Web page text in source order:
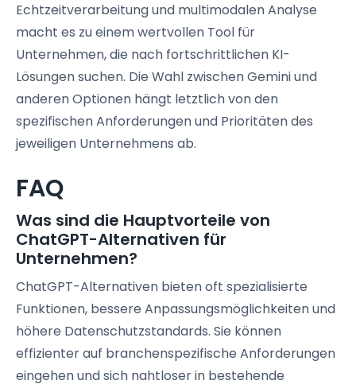
Echtzeitverarbeitung und multimodalen Analyse
macht es zu einem wertvollen Tool für
Unternehmen, die nach fortschrittlichen KI-
Lösungen suchen. Die Wahl zwischen Gemini und
anderen Optionen hängt letztlich von den
spezifischen Anforderungen und Prioritäten des
jeweiligen Unternehmens ab.
FAQ
Was sind die Hauptvorteile von
ChatGPT-Alternativen für
Unternehmen?
ChatGPT-Alternativen bieten oft spezialisierte
Funktionen, bessere Anpassungsmöglichkeiten und
höhere Datenschutzstandards. Sie können
effizienter auf branchenspezifische Anforderungen
eingehen und sich nahtloser in bestehende